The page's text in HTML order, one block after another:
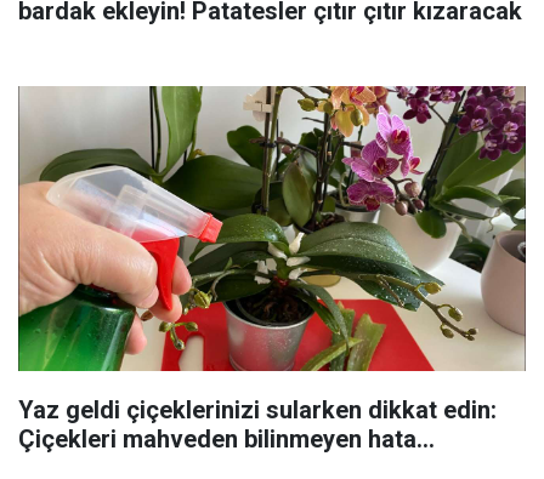
bardak ekleyin! Patatesler çıtır çıtır kızaracak
Yaz geldi çiçeklerinizi sularken dikkat edin:
Çiçekleri mahveden bilinmeyen hata...